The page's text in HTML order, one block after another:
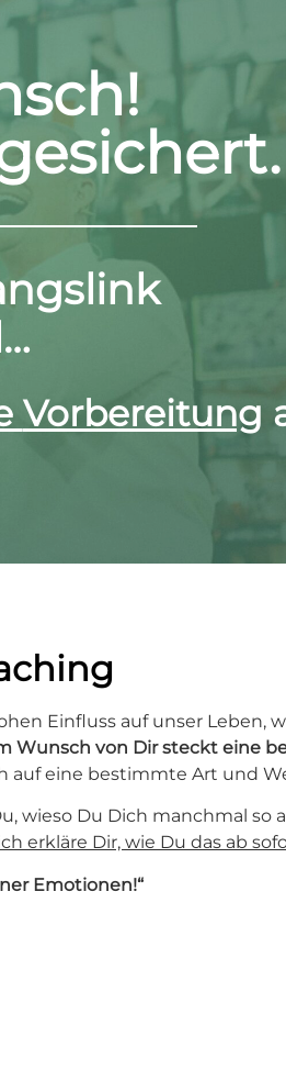
Vorbereitung
Einfluss auf unser Leben,
Wunsch von Dir steckt eine
auf eine bestimmte Art und
wieso Du Dich manchmal so
erkläre Dir, wie Du das ab
Emotionen!“